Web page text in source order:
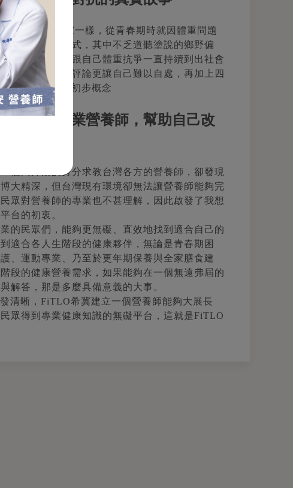
。其實我跟大家一樣，從青春期時就因體重問題
嘗試了很多方式，其中不乏道聽塗說的鄉野偏
的代價；如此跟自己體重抗爭一直持續到出社會
，社會同儕的評論更讓自己難以自處，再加上四
出了FiTLO的初步概念
自己的專業營養師，幫助自己改
個門外漢的身分求教台灣各方的營養師，卻發現
大精深，但台灣現有環境卻無法讓營養師能夠完
眾對營養師的專業也不甚理解，因此啟發了我想
台的初衷。
的民眾們，能夠更無礙、直效地找到適合自己的
適合各人生階段的健康夥伴，無論是青春期困
、運動專業、乃至於更年期保養與全家膳食建
段的健康營養需求，如果能夠在一個無遠弗屆的
解答，那是多麼具備意義的大事。
清晰，FiTLO希冀建立一個營養師能夠大展長
眾得到專業健康知識的無礙平台，這就是FiTLO